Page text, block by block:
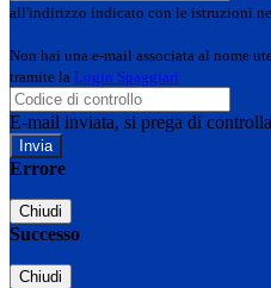
all'indirizzo indicato con le istruzioni
Non hai una e-mail associata al nome
tramite la Login Spaggiari
E-mail inviata, si prega di
Errore
Chiudi
Successo
Chiudi